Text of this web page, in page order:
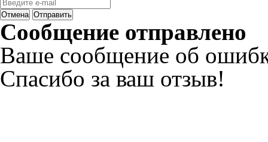
Отмена Отправить
Сообщение отправлено
Ваше сообщение об
Спасибо за ваш отзыв!